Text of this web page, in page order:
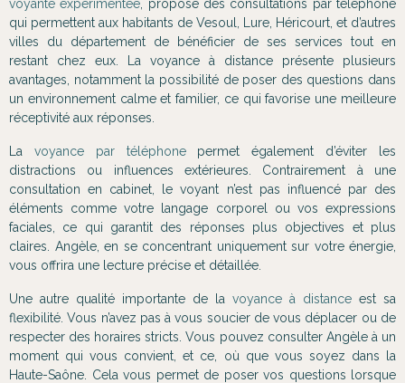
voyante expérimentée , propose des consultations par téléphone
qui permettent aux habitants de Vesoul, Lure, Héricourt, et d’autres
villes du département de bénéficier de ses services tout en
restant chez eux. La voyance à distance présente plusieurs
avantages, notamment la possibilité de poser des questions dans
un environnement calme et familier, ce qui favorise une meilleure
réceptivité aux réponses.
La voyance par téléphonepermet également d’éviter les
distractions ou influences extérieures. Contrairement à une
consultation en cabinet, le voyant n’est pas influencé par des
éléments comme votre langage corporel ou vos expressions
faciales, ce qui garantit des réponses plus objectives et plus
claires. Angèle, en se concentrant uniquement sur votre énergie,
vous offrira une lecture précise et détaillée.
Une autre qualité importante de la voyance à distance est sa
flexibilité. Vous n’avez pas à vous soucier de vous déplacer ou de
respecter des horaires stricts. Vous pouvez consulter Angèle à un
moment qui vous convient, et ce, où que vous soyez dans la
Haute-Saône. Cela vous permet de poser vos questions lorsque